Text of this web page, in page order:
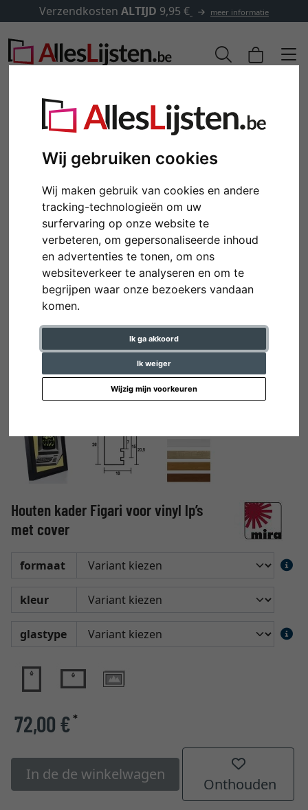
Wij gebruiken cookies
Wij maken gebruik van cookies en andere
tracking-technologieën om uw
surfervaring op onze website te
verbeteren, om gepersonaliseerde inhoud
en advertenties te tonen, om ons
websiteverkeer te analyseren en om te
begrijpen waar onze bezoekers vandaan
komen.
Ik ga akkoord
Ik weiger
Wijzig mijn voorkeuren
Verzendkosten ALTIJD 9,95 € meer informatie
Terug
Houten kader Figari voor vinyl lp’s
met cover
formaat
kleur
glastype
72,00 €*
In de de winkelwagen
Onthouden